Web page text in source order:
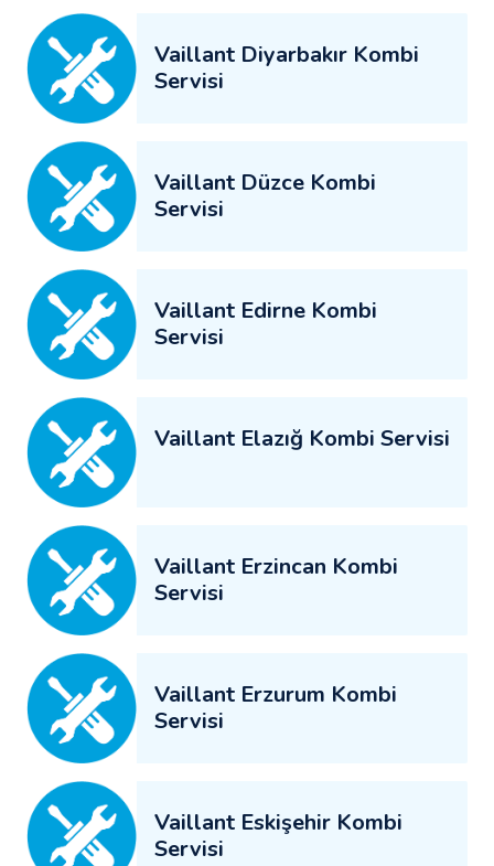
Vaillant Diyarbakır Kombi
Servisi
Vaillant Düzce Kombi
Servisi
Vaillant Edirne Kombi
Servisi
Vaillant Elazığ Kombi Servisi
Vaillant Erzincan Kombi
Servisi
Vaillant Erzurum Kombi
Servisi
Vaillant Eskişehir Kombi
Servisi